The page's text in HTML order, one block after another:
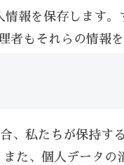
報を保存します
もそれらの情報を
、私たちが保持す
た、個人データの